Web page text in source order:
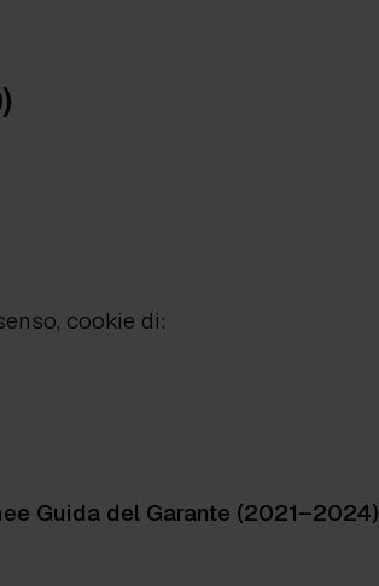
cookie di:
Guida del Garante (2021–2024)